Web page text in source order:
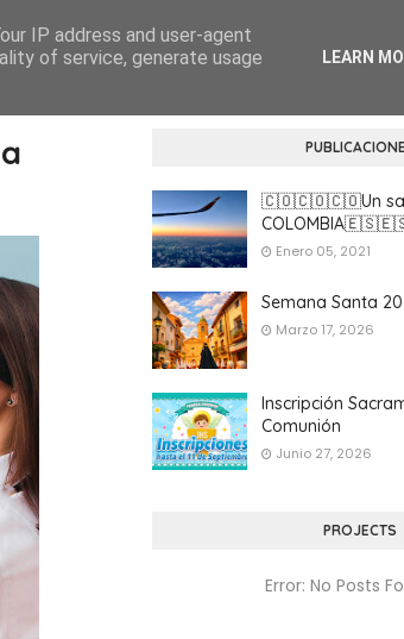
🇨🇴🇨🇴🇨🇴Un
Enero 05, 2021
Semana Santa
Marzo 17, 2026
Inscripción
Comunión
Junio 27, 2026
PROJECTS
Error: No Posts
IP address and user-agent
of service, generate usage
LEARN